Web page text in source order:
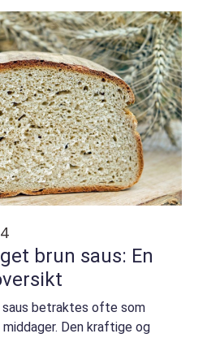
delik...
brun saus: En
saus betraktes ofte som
Den kraftige og